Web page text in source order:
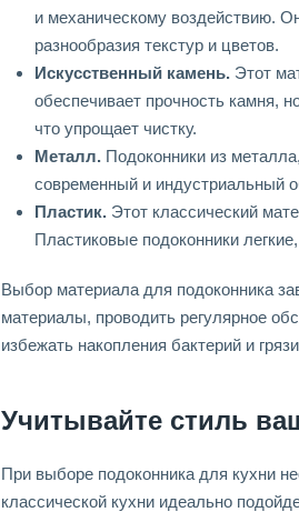
и механическому воздействию.
разнообразия текстур и цветов.
Искусственный камень. Этот
обеспечивает прочность камня,
что упрощает чистку.
Металл. Подоконники из
современный и индустриальный
Пластик. Этот классический
Пластиковые подоконники
Выбор материала для подоконника
материалы, проводить регулярное
избежать накопления бактерий и
Учитывайте стиль
При выборе подоконника для кухни
классической кухни идеально